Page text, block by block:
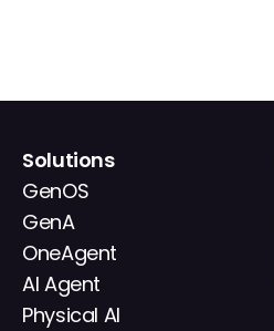
Solutions
GenOS
GenA
OneAgent
AI Agent
Physical AI